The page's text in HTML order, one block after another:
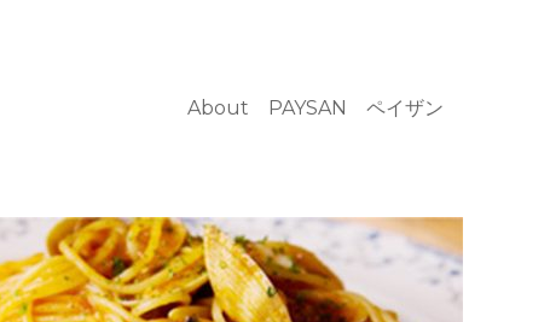
About PAYSAN ペイザン